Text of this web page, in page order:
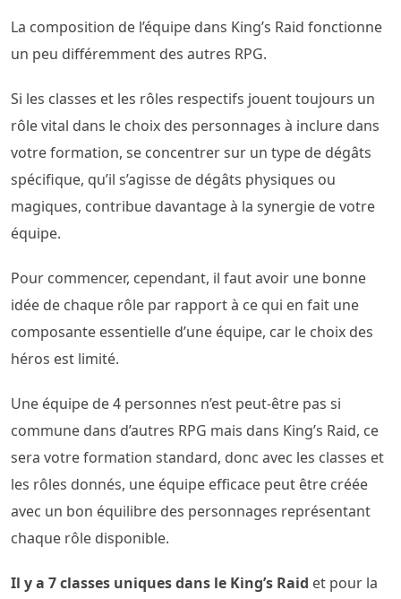
La composition de l’équipe dans King’s Raid fonctionne
un peu différemment des autres RPG.
Si les classes et les rôles respectifs jouent toujours un
rôle vital dans le choix des personnages à inclure dans
votre formation, se concentrer sur un type de dégâts
spécifique, qu’il s’agisse de dégâts physiques ou
magiques, contribue davantage à la synergie de votre
équipe.
Pour commencer, cependant, il faut avoir une bonne
idée de chaque rôle par rapport à ce qui en fait une
composante essentielle d’une équipe, car le choix des
héros est limité.
Une équipe de 4 personnes n’est peut-être pas si
commune dans d’autres RPG mais dans King’s Raid, ce
sera votre formation standard, donc avec les classes et
les rôles donnés, une équipe efficace peut être créée
avec un bon équilibre des personnages représentant
chaque rôle disponible.
Il y a 7 classes uniques dans le King’s Raid et pour la